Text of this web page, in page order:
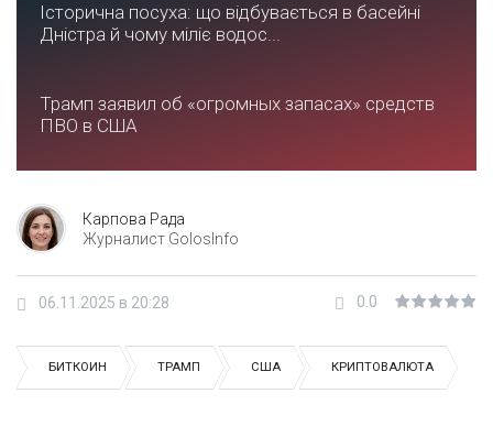
Історична посуха: що відбувається в басейні
Дністра й чому міліє водос...
Трамп заявил об «огромных запасах» средств
ПВО в США
Карпова Рада
Журналист GolosInfo
06.11.2025 в 20:28 0.0
БИТКОИН ТРАМП США КРИПТОВАЛЮТА